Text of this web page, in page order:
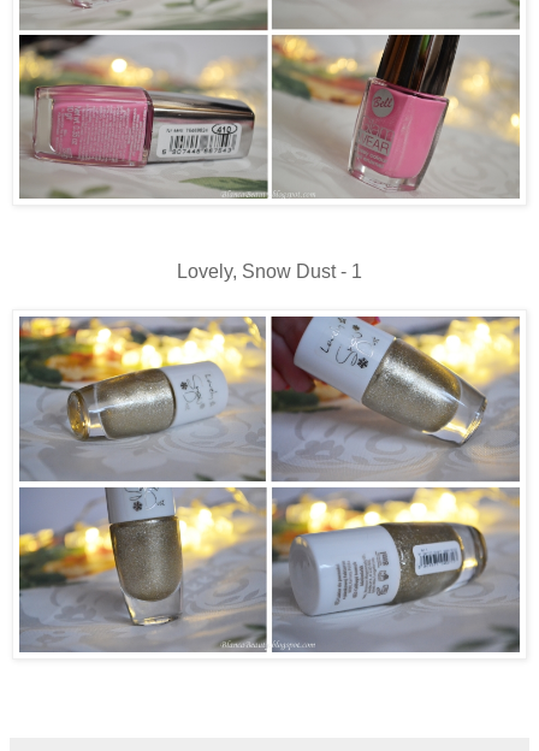
Lovely, Snow Dust - 1